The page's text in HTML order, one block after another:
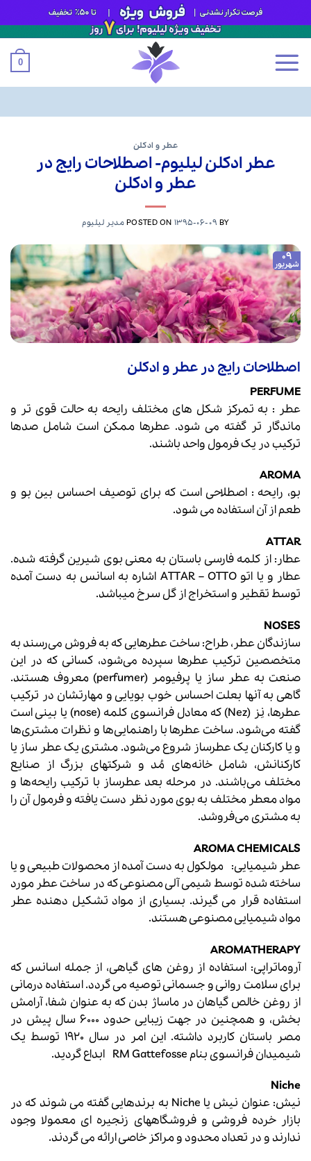
content
0
عطر و ادکلن
عطر ادکلن لیلیوم- اصطلاحات رایج در
عطر و ادکلن
POSTED ON 1395-06-09 BY مدیر لیلیوم
09
شهریور
اصطلاحات رایج در عطر و ادکلن
PERFUME
عطر : به تمرکز شکل های مختلف رایحه به حالت قوی تر و
ماندگار تر گفته می شود. عطرها ممکن است شامل صدها
ترکیب در یک فرمول واحد باشند.
AROMA
بو، رایحه : اصطلاحی است که برای توصیف احساس بین بو و
طعم از آن استفاده می شود.
ATTAR
عطار: از کلمه فارسی باستان به معنی بوی شیرین گرفته شده.
عطار و یا اتو
ATTAR – OTTO اشاره به اسانس به دست آمده
توسط تقطیر و استخراج از گل سرخ میباشد.
NOSES
سازندگان عطر، طراح: ساخت عطرهایی که به فروش می‌رسند به
متخصصین ترکیب عطرها سپرده می‌شود، کسانی که در این
صنعت به عطر ساز یا پرفیومر (perfumer) معروف هستند.
گاهی به آنها بعلت احساس خوب بویایی و مهارتشان در ترکیب
عطرها، نِز (Nez) که معادل فرانسوی کلمه (nose) یا بینی است
گفته می‌شود. ساخت عطرها با راهنمایی‌ها و نظرات مشتری‌ها
و یا کارکنان یک عطرساز شروع می‌شود. مشتری یک عطر ساز یا
کارکنانش، شامل خانه‌های مُد و شرکتهای بزرگ از صنایع
مختلف می‌باشند. در مرحله بعد عطرساز با ترکیب رایحه‌ها و
مواد معطر مختلف به بوی مورد نظر دست یافته و فرمول آن را
به مشتری می‌فروشد.
AROMA CHEMICALS
عطر شیمیایی: مولکول به دست آمده از محصولات طبیعی و یا
ساخته شده توسط شیمی آلی مصنوعی که در ساخت عطر مورد
استفاده قرار می گیرند. بسیاری از مواد تشکیل دهنده عطر
مواد شیمیایی مصنوعی هستند.
AROMATHERAPY
آروماتراپی: استفاده از روغن های گیاهی، از جمله اسانس که
برای سلامت روانی و جسمانی توصیه می گردد. استفاده درمانی
از روغن خالص گیاهان در ماساژ بدن که به عنوان شفا، آرامش
بخش، و همچنین در جهت زیبایی حدود 6000 سال پیش در
مصر باستان کاربرد داشته. این امر در سال 1920 توسط یک
شیمیدان فرانسوی بنام RM Gattefosse ابداع گردید.
Niche
نیش: عنوان نیش یا Niche به برندهایی گفته می شوند که در
بازار خرده فروشی و فروشگاههای زنجیره ای معمولا وجود
ندارند و در تعداد محدود و مراکز خاصی ارائه می گردند.